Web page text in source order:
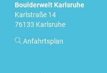
Boulderwelt Karlsruhe
Karlstraße 14
76133 Karlsruhe
 Anfahrtsplan